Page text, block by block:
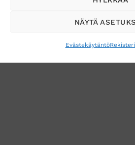
NÄYTÄ
Evästekäytäntö